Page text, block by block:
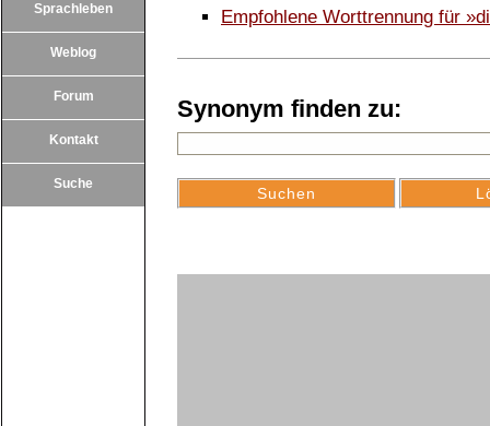
Sprachleben
Weblog
Forum
Kontakt
Suche
Empfohlene Worttrennung für
Synonym finden zu: